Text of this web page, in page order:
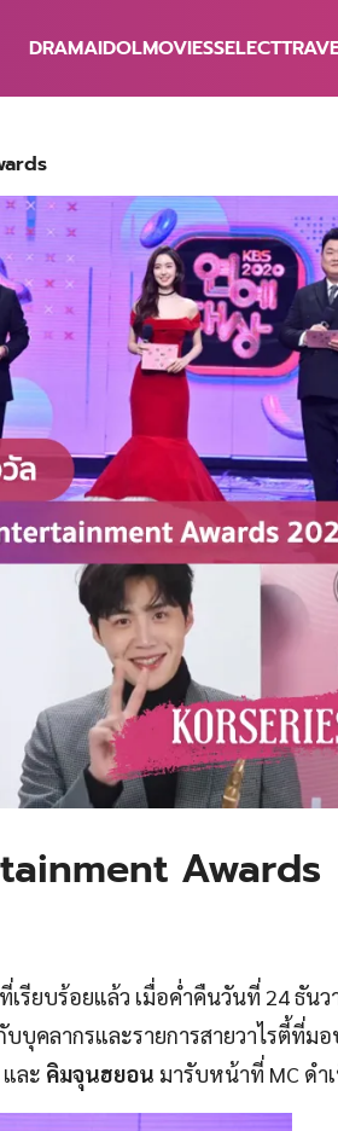
DRAMAIDOLMOVIESSELECT
Awards
เรียบร้อยแล้ว เมื่อค่ำคืนวันที่ 24 ธัน
บุคลากรและรายการสายวาไรตี้ที่ม
และ คิมจุนฮยอน มารับหน้าที่ MC ดำ